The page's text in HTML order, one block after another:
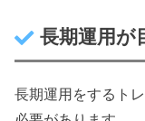
長期運用が
長期運用をするト